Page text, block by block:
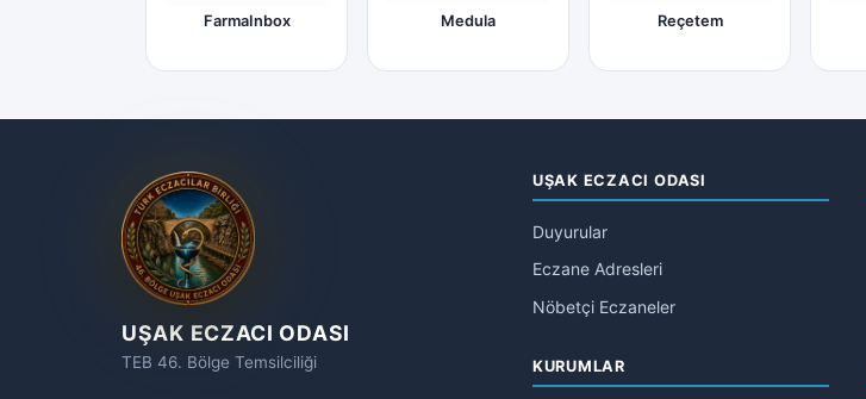
FarmaInbox Medula Reçetem
UŞAK ECZACI ODASI
TEB 46. Bölge Temsilciliği
UŞAK ECZACI ODASI
Duyurular
Eczane Adresleri
Nöbetçi Eczaneler
KURUMLAR